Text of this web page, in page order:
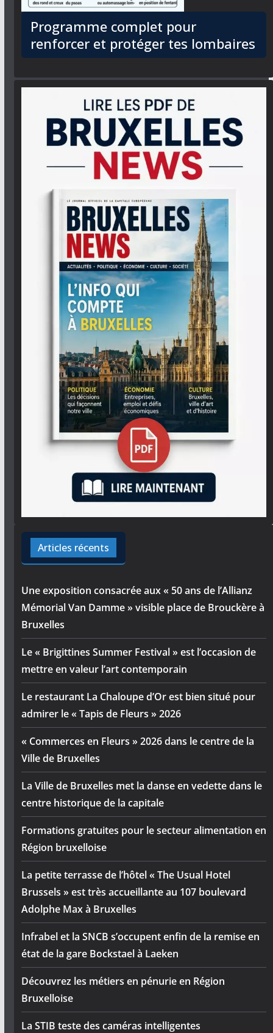
Programme complet pour
renforcer et protéger tes lombaires
Articles récents
Une exposition consacrée aux « 50 ans de l’Allianz
Mémorial Van Damme » visible place de Brouckère à
Bruxelles
Le « Brigittines Summer Festival » est l’occasion de
mettre en valeur l’art contemporain
Le restaurant La Chaloupe d’Or est bien situé pour
admirer le « Tapis de Fleurs » 2026
« Commerces en Fleurs » 2026 dans le centre de la
Ville de Bruxelles
La Ville de Bruxelles met la danse en vedette dans le
centre historique de la capitale
Formations gratuites pour le secteur alimentation en
Région bruxelloise
La petite terrasse de l’hôtel « The Usual Hotel
Brussels » est très accueillante au 107 boulevard
Adolphe Max à Bruxelles
Infrabel et la SNCB s’occupent enfin de la remise en
état de la gare Bockstael à Laeken
Découvrez les métiers en pénurie en Région
Bruxelloise
La STIB teste des caméras intelligentes